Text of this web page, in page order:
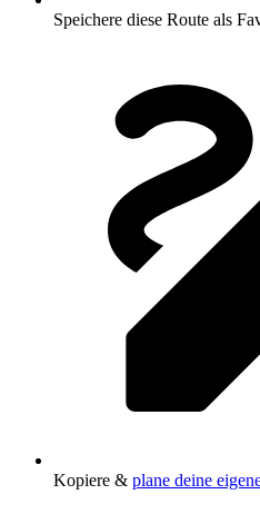
Speichere diese Route als
Kopiere & plane deine